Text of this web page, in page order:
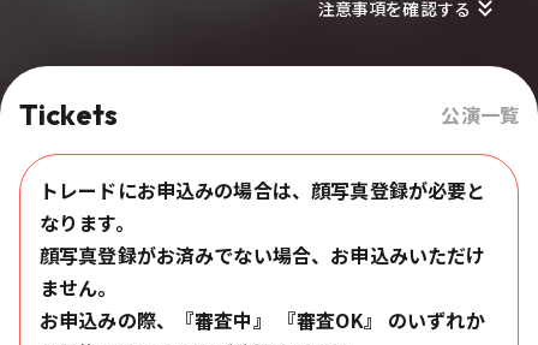
注意事項を確認する
Tickets 公演一覧
トレードにお申込みの場合は、顔写真登録が必要と
なります。
顔写真登録がお済みでない場合、お申込みいただけ
ません。
お申込みの際、『審査中』 『審査OK』 のいずれか